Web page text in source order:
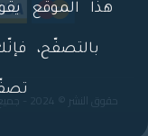
حقوق
هذا الموقع
بالتصفّح،